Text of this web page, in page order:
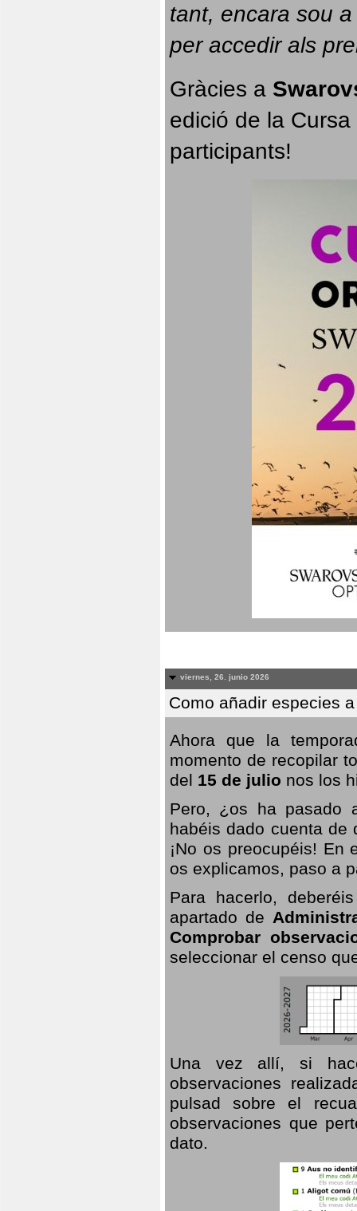
tant, encara sou
per accedir als
Gràcies a
edició de la
participants!
viernes, 26. junio 2026
Como añadir especies
Ahora que la
momento de recopilar
del 15 de julio nos los
Pero, ¿os ha pasado
habéis dado cuenta de
¡No os preocupéis!
os explicamos, paso a
Para hacerlo,
apartado de
Comprobar
seleccionar el censo
Una vez allí, si
observaciones
pulsad sobre el
observaciones que
dato.